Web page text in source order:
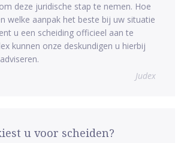
deze juridische stap te nemen. Hoe
welke aanpak het beste bij uw situatie
u een scheiding officieel aan te
kunnen onze deskundigen u hierbij
Judex
u voor scheiden?